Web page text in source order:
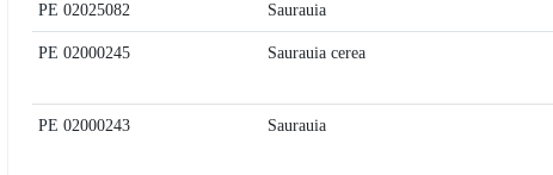
PE 02025082 Saurauia
PE 02000245 Saurauia cerea
PE 02000243 Saurauia